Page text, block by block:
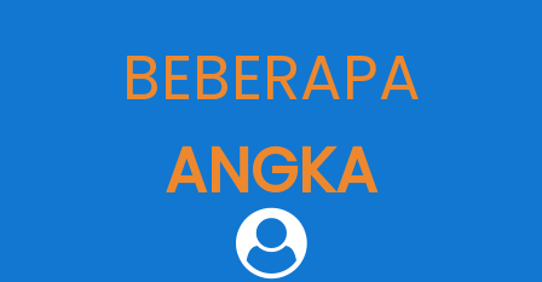
BEBERAPA
ANGKA